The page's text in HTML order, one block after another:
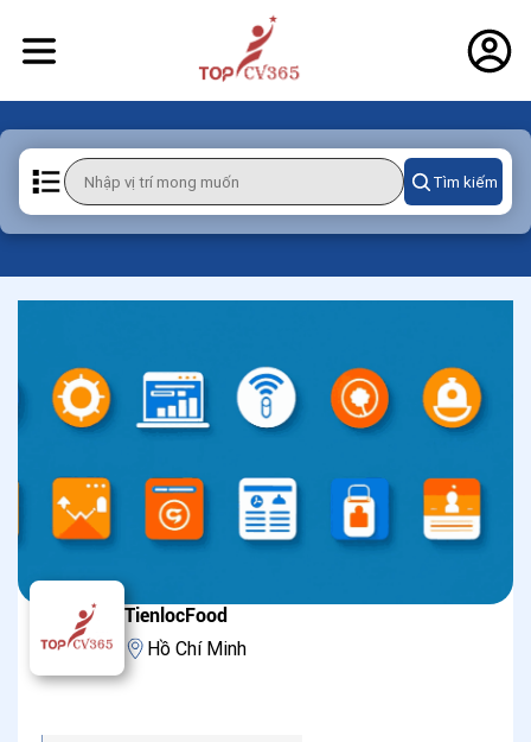
Tìm kiếm
TienlocFood
Hồ Chí Minh